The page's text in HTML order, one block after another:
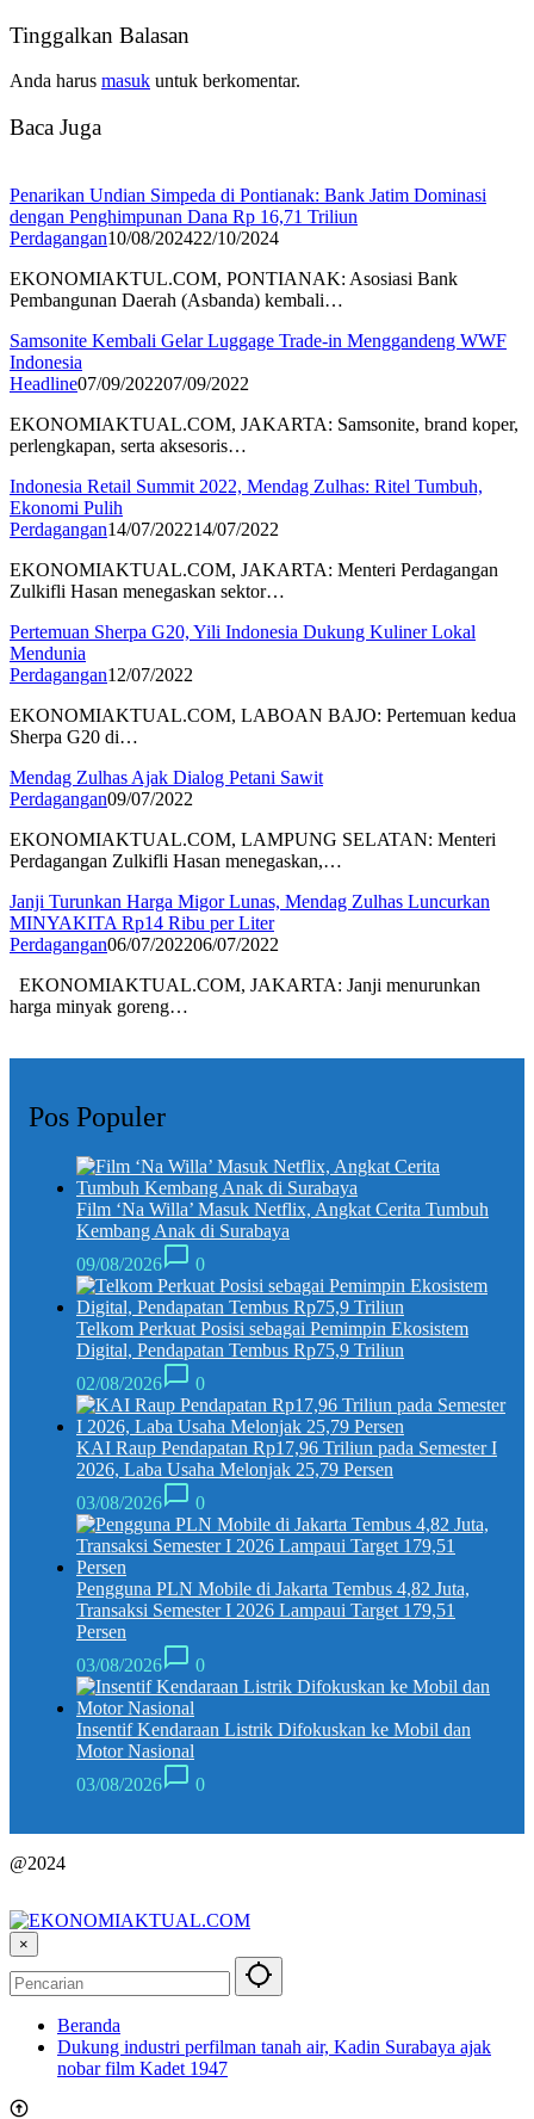
Tinggalkan Balasan
Anda harus masuk untuk berkomentar.
Baca Juga
Penarikan Undian Simpeda di Pontianak: Bank Jatim Dominasi
dengan Penghimpunan Dana Rp 16,71 Triliun
Perdagangan10/08/202422/10/2024
EKONOMIAKTUL.COM, PONTIANAK: Asosiasi Bank
Pembangunan Daerah (Asbanda) kembali…
Samsonite Kembali Gelar Luggage Trade-in Menggandeng WWF
Indonesia
Headline07/09/202207/09/2022
EKONOMIAKTUAL.COM, JAKARTA: Samsonite, brand koper,
perlengkapan, serta aksesoris…
Indonesia Retail Summit 2022, Mendag Zulhas: Ritel Tumbuh,
Ekonomi Pulih
Perdagangan14/07/202214/07/2022
EKONOMIAKTUAL.COM, JAKARTA: Menteri Perdagangan
Zulkifli Hasan menegaskan sektor…
Pertemuan Sherpa G20, Yili Indonesia Dukung Kuliner Lokal
Mendunia
Perdagangan12/07/2022
EKONOMIAKTUAL.COM, LABOAN BAJO: Pertemuan kedua
Sherpa G20 di…
Mendag Zulhas Ajak Dialog Petani Sawit
Perdagangan09/07/2022
EKONOMIAKTUAL.COM, LAMPUNG SELATAN: Menteri
Perdagangan Zulkifli Hasan menegaskan,…
Janji Turunkan Harga Migor Lunas, Mendag Zulhas Luncurkan
MINYAKITA Rp14 Ribu per Liter
Perdagangan06/07/202206/07/2022
EKONOMIAKTUAL.COM, JAKARTA: Janji menurunkan
harga minyak goreng…
Pos Populer
Film ‘Na Willa’ Masuk Netflix, Angkat Cerita Tumbuh
Kembang Anak di Surabaya
09/08/2026
0
Telkom Perkuat Posisi sebagai Pemimpin Ekosistem
Digital, Pendapatan Tembus Rp75,9 Triliun
02/08/2026
0
KAI Raup Pendapatan Rp17,96 Triliun pada Semester I
2026, Laba Usaha Melonjak 25,79 Persen
03/08/2026
0
Pengguna PLN Mobile di Jakarta Tembus 4,82 Juta,
Transaksi Semester I 2026 Lampaui Target 179,51
Persen
03/08/2026
0
Insentif Kendaraan Listrik Difokuskan ke Mobil dan
Motor Nasional
03/08/2026
0
@2024
×
Beranda
Dukung industri perfilman tanah air, Kadin Surabaya ajak
nobar film Kadet 1947